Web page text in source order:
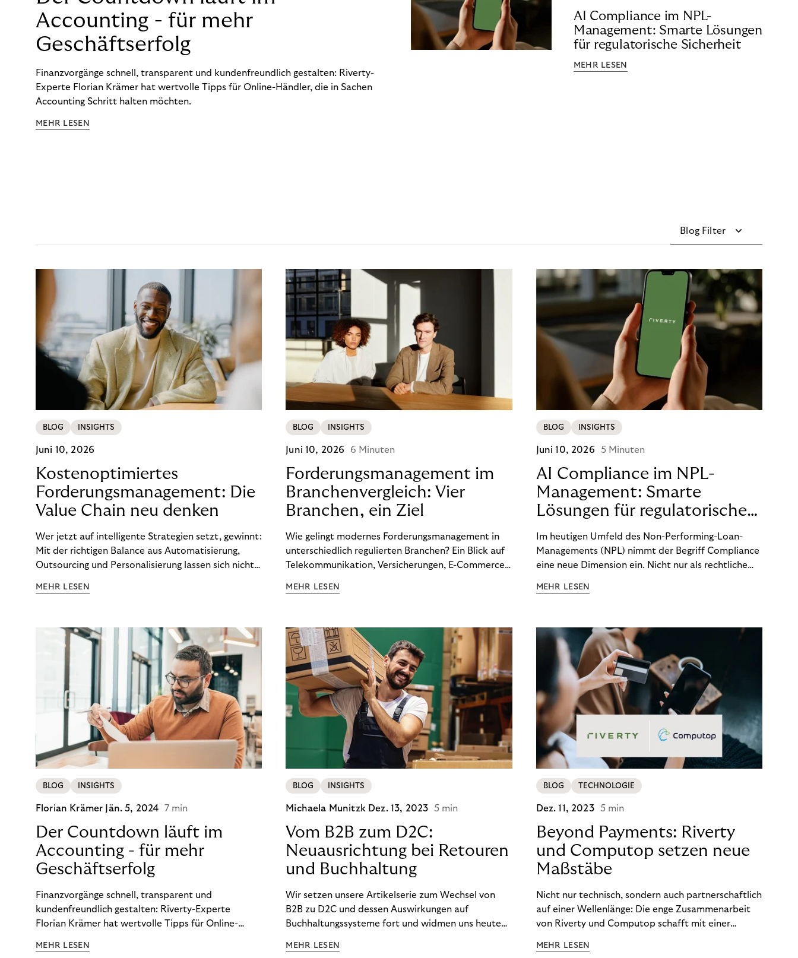
Accounting - für mehr
Geschäftserfolg
Finanzvorgänge schnell, transparent und kundenfreundlich gestalten: Riverty-
Experte Florian Krämer hat wertvolle Tipps für Online-Händler, die in Sachen
Accounting Schritt halten möchten.
MEHR LESEN
AI Compliance im NPL-
Management: Smarte Lösungen
für regulatorische Sicherheit
MEHR LESEN
Blog Filter
BLOG INSIGHTS
Juni 10, 2026
Kostenoptimiertes
Forderungsmanagement: Die
Value Chain neu denken
Wer jetzt auf intelligente Strategien setzt, gewinnt:
Mit der richtigen Balance aus Automatisierung,
Outsourcing und Personalisierung lassen sich nicht
Ergebnisse sichern. Riverty zeigt, wie Recovery-
MEHR LESEN
BLOG INSIGHTS
Juni 10, 2026 6 Minuten
Forderungsmanagement im
Branchenvergleich: Vier
Branchen, ein Ziel
Wie gelingt modernes Forderungsmanagement in
unterschiedlich regulierten Branchen? Ein Blick auf
Telekommunikation, Versicherungen, E-Commerce
wirksam reduzieren will, braucht keine
MEHR LESEN
BLOG INSIGHTS
Juni 10, 2026 5 Minuten
AI Compliance im NPL-
Management: Smarte
Lösungen für regulatorische
Sicherheit
Im heutigen Umfeld des Non-Performing-Loan-
Managements (NPL) nimmt der Begriff Compliance
eine neue Dimension ein. Nicht nur als rechtliche
Wettbewerbsvorteil. In einem Umfeld steigender
(DSGVO) – geraten viele Unternehmen an die
Grenzen traditioneller Compliance-Mechanismen.
MEHR LESEN
BLOG INSIGHTS
Florian Krämer Jän. 5, 2024 7 min
Der Countdown läuft im
Accounting - für mehr
Geschäftserfolg
Finanzvorgänge schnell, transparent und
kundenfreundlich gestalten: Riverty-Experte
Florian Krämer hat wertvolle Tipps für Online-
möchten.
MEHR LESEN
BLOG INSIGHTS
Michaela Munitzk Dez. 13, 2023 5 min
Vom B2B zum D2C:
Neuausrichtung bei Retouren
und Buchhaltung
Wir setzen unsere Artikelserie zum Wechsel von
B2B zu D2C und dessen Auswirkungen auf
Buchhaltungssysteme fort und widmen uns heute
im D2C-Bereich.
MEHR LESEN
BLOG TECHNOLOGIE
Dez. 11, 2023 5 min
Beyond Payments: Riverty
und Computop setzen neue
Maßstäbe
Nicht nur technisch, sondern auch partnerschaftlich
auf einer Wellenlänge: Die enge Zusammenarbeit
von Riverty und Computop schafft mit einer
Zahlungsabwicklung echte Mehrwerte für Händler.
MEHR LESEN